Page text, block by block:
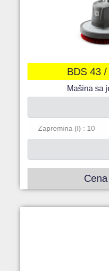
BDS 43
Mašina sa
Zapremina (l) : 10